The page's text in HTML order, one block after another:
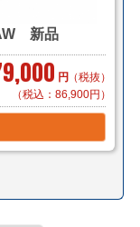
新品
円 （税抜）
（税込：86,900円）